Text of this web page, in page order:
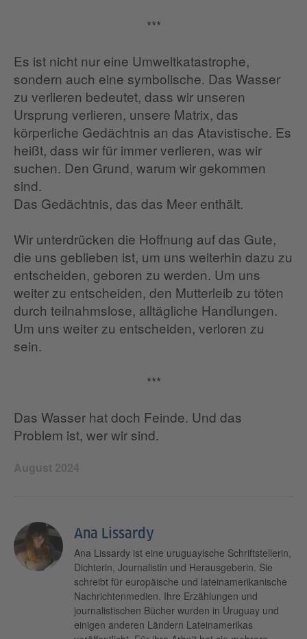
***
Es ist nicht nur eine Umweltkatastrophe,
sondern auch eine symbolische. Das Wasser
zu verlieren bedeutet, dass wir unseren
Ursprung verlieren, unsere Matrix, das
körperliche Gedächtnis an das Atavistische. Es
heißt, dass wir für immer verlieren, was wir
suchen. Den Grund, warum wir gekommen
sind.
Das Gedächtnis, das das Meer enthält.
Wir unterdrücken die Hoffnung auf das Gute,
die uns geblieben ist, um uns weiterhin dazu zu
entscheiden, geboren zu werden. Um uns
weiter zu entscheiden, den Mutterleib zu töten
durch teilnahmslose, alltägliche Handlungen.
Um uns weiter zu entscheiden, verloren zu
sein.
***
Das Wasser hat doch Feinde. Und das
Problem ist, wer wir sind.
August 2024
Ana Lissardy
Ana Lissardy ist eine uruguayische Schriftstellerin,
Dichterin, Journalistin und Herausgeberin. Sie
schreibt für europäische und lateinamerikanische
Nachrichtenmedien. Ihre Erzählungen und
journalistischen Bücher wurden in Uruguay und
einigen anderen Ländern Lateinamerikas